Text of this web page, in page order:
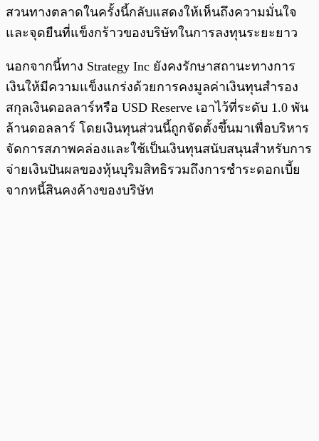
สวนทางตลาดในครั้งนี้กลับแสดงให้เห็นถึงความมั่นใจ
และจุดยืนที่แข็งกร้าวของบริษัทในการลงทุนระยะยาว
นอกจากนี้ทาง Strategy Inc ยังคงรักษาสถานะทางการ
เงินให้มีความแข็งแกร่งด้วยการคงมูลค่าเงินทุนสำรอง
สกุลเงินดอลลาร์หรือ USD Reserve เอาไว้ที่ระดับ 1.0 พัน
ล้านดอลลาร์ โดยเงินทุนส่วนนี้ถูกจัดตั้งขึ้นมาเพื่อบริหาร
จัดการสภาพคล่องและใช้เป็นเงินทุนสนับสนุนสำหรับการ
จ่ายเงินปันผลของหุ้นบุริมสิทธิรวมถึงการชำระดอกเบี้ย
จากหนี้สินคงค้างของบริษัท